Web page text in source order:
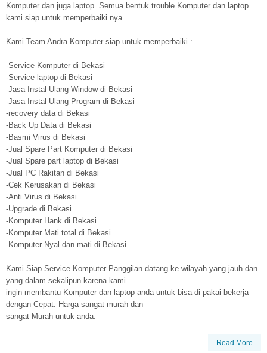
Komputer dan juga laptop. Semua bentuk trouble Komputer dan laptop
kami siap untuk memperbaiki nya.
Kami Team Andra Komputer siap untuk memperbaiki :
-Service Komputer di Bekasi
-Service laptop di Bekasi
-Jasa Instal Ulang Window di Bekasi
-Jasa Instal Ulang Program di Bekasi
-recovery data di Bekasi
-Back Up Data di Bekasi
-Basmi Virus di Bekasi
-Jual Spare Part Komputer di Bekasi
-Jual Spare part laptop di Bekasi
-Jual PC Rakitan di Bekasi
-Cek Kerusakan di Bekasi
-Anti Virus di Bekasi
-Upgrade di Bekasi
-Komputer Hank di Bekasi
-Komputer Mati total di Bekasi
-Komputer Nyal dan mati di Bekasi
Kami Siap Service Komputer Panggilan datang ke wilayah yang jauh dan
yang dalam sekalipun karena kami
ingin membantu Komputer dan laptop anda untuk bisa di pakai bekerja
dengan Cepat. Harga sangat murah dan
sangat Murah untuk anda.
Read More